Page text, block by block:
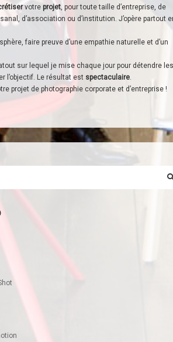
votre projet, pour toute taille d’entreprise, de
d’association ou d’institution. J’opère partout
faire preuve d’une empathie naturelle et d’un
sur lequel je mise chaque jour pour détendre les
l’objectif. Le résultat est spectaculaire.
projet de photographie corporate et d’entreprise !